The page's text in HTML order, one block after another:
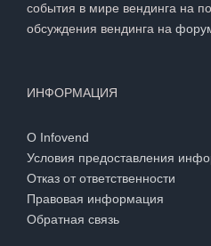
события в мире вендинга на
обсуждения вендинга на
ИНФОРМАЦИЯ
О Infovend
Условия предоставления
Отказ от ответственности
Правовая информация
Обратная связь